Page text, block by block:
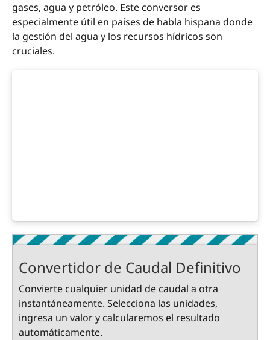
gases, agua y petróleo. Este conversor es
especialmente útil en países de habla hispana donde
la gestión del agua y los recursos hídricos son
cruciales.
Convertidor de Caudal Definitivo
Convierte cualquier unidad de caudal a otra
instantáneamente. Selecciona las unidades,
ingresa un valor y calcularemos el resultado
automáticamente.